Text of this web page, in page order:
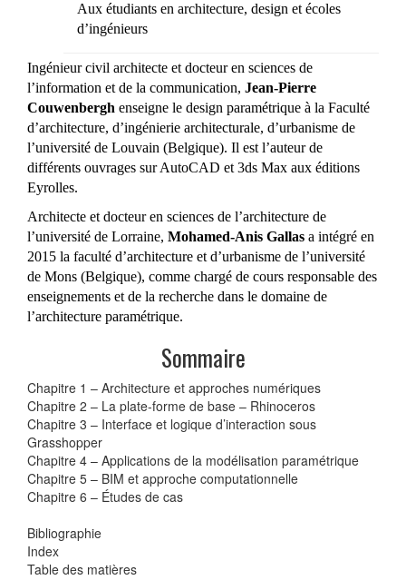
Aux étudiants en architecture, design et écoles
d’ingénieurs
Ingénieur civil architecte et docteur en sciences de
l’information et de la communication, Jean-Pierre
Couwenbergh enseigne le design paramétrique à la Faculté
d’architecture, d’ingénierie architecturale, d’urbanisme de
l’université de Louvain (Belgique). Il est l’auteur de
différents ouvrages sur AutoCAD et 3ds Max aux éditions
Eyrolles.
Architecte et docteur en sciences de l’architecture de
l’université de Lorraine, Mohamed-Anis Gallas a intégré en
2015 la faculté d’architecture et d’urbanisme de l’université
de Mons (Belgique), comme chargé de cours responsable des
enseignements et de la recherche dans le domaine de
l’architecture paramétrique.
Sommaire
Chapitre 1 – Architecture et approches numériques
Chapitre 2 – La plate-forme de base – Rhinoceros
Chapitre 3 – Interface et logique d’interaction sous
Grasshopper
Chapitre 4 – Applications de la modélisation paramétrique
Chapitre 5 – BIM et approche computationnelle
Chapitre 6 – Études de cas
Bibliographie
Index
Table des matières